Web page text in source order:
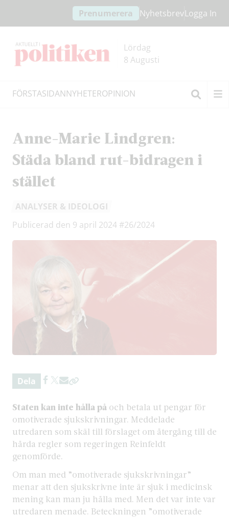
innehållet
headern
Prenumerera NyhetsbrevLogga In
Lördag
8 Augusti
FÖRSTASIDANNYHETEROPINION
Anne-Marie Lindgren:
Städa bland rut-bidragen i
stället
ANALYSER & IDEOLOGI
Publicerad den 9 april 2024 #26/2024
Dela
Staten kan inte hålla på och betala ut pengar för
omotiverade sjukskrivningar. Meddelade
utredaren som skäl till förslaget om återgång till de
hårda regler som regeringen Reinfeldt
genomförde.
Om man med ”omotiverade sjukskrivningar”
menar att den sjukskrivne inte är sjuk i medicinsk
mening kan man ju hålla med. Men det var inte var
utredaren menade. Beteckningen ”omotiverade